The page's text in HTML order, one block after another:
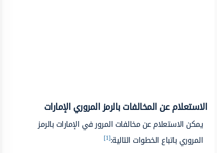
الاستعلام عن المخالفات بالرمز المروري الإمارات
يمكن الاستعلام عن مخالفات المرور في الإمارات بالرمز
المروري باتباع الخطوات التالية:[1]